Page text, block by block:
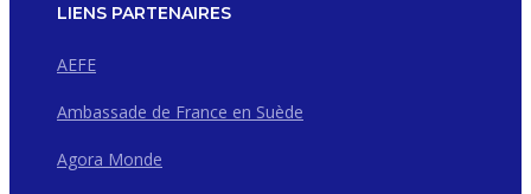
LIENS PARTENAIRES
AEFE
Ambassade de France en Suède
Agora Monde